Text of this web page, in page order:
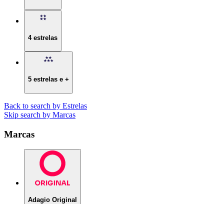
4 estrelas
5 estrelas e +
Back to search by Estrelas
Skip search by Marcas
Marcas
Adagio Original